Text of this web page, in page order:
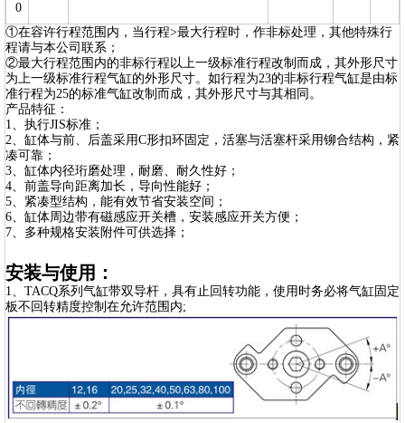
0
①在容许行程范围内，当行程>最大行程时，作非标处理，其他特殊行
程请与本公司联系；
②最大行程范围内的非标行程以上一级标准行程改制而成，其外形尺寸
为上一级标准行程气缸的外形尺寸。如行程为23的非标行程气缸是由标
准行程为25的标准气缸改制而成，其外形尺寸与其相同。
产品特征：
1、执行JIS标准；
2、缸体与前、后盖采用C形扣环固定，活塞与活塞杆采用铆合结构，紧
凑可靠；
3、缸体内径珩磨处理，耐磨、耐久性好；
4、前盖导向距离加长，导向性能好；
5、紧凑型结构，能有效节省安装空间；
6、缸体周边带有磁感应开关槽，安装感应开关方便；
7、多种规格安装附件可供选择；
安装与使用：
1、TACQ系列气缸带双导杆，具有止回转功能，使用时务必将气缸固定
板不回转精度控制在允许范围内;